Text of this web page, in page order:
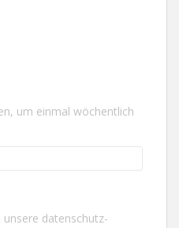
um einmal wöchentlich
unsere datenschutz-